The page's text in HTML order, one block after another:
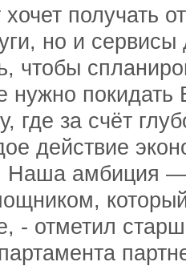
получать
но и
чтобы
нужно
где за счёт
действие
Наша амбиция
- отметил